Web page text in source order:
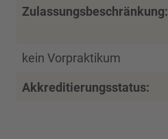
Zulassungsbeschränkung:
kein Vorpraktikum
Akkreditierungsstatus: